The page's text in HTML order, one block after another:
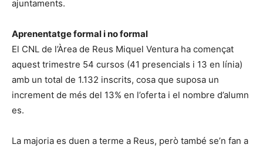
ajuntaments.
Aprenentatge formal i no formal
El CNL de l’Àrea de Reus Miquel Ventura ha començat
aquest trimestre 54 cursos (41 presencials i 13 en línia)
amb un total de 1.132 inscrits, cosa que suposa un
increment de més del 13% en l’oferta i el nombre d’alumn
es.
La majoria es duen a terme a Reus, però també se’n fan a